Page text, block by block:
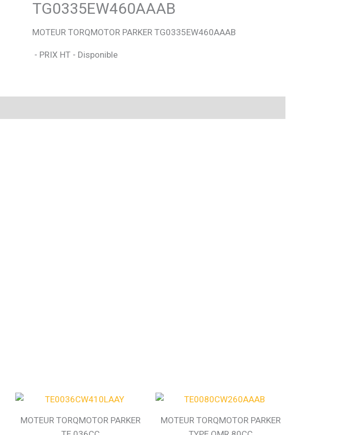
TG0335EW460AAAB
MOTEUR TORQMOTOR PARKER TG0335EW460AAAB
- PRIX HT - Disponible
MOTEUR TORQMOTOR PARKER
MOTEUR TORQMOTOR PARKER